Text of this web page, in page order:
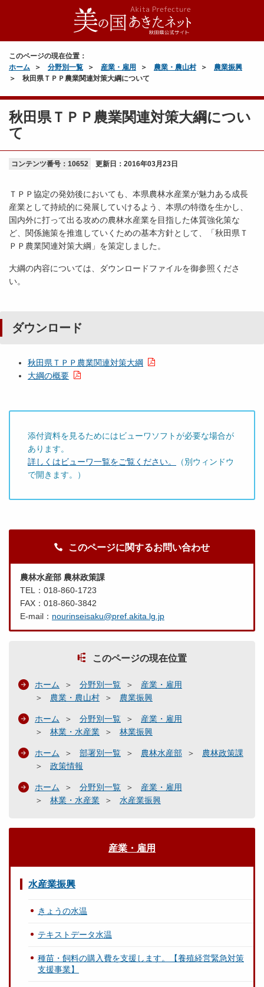
このページの現在位置：
ホーム
分野別一覧 産業・雇用 農業・農山村
農業振興
秋田県ＴＰＰ農業関連対策大綱について
秋田県ＴＰＰ農業関連対策大綱につい
て
コンテンツ番号：10652 更新日： 2016年03月23日
ＴＰＰ協定の発効後においても、本県農林水産業が魅力ある成長
産業として持続的に発展していけるよう、本県の特徴を生かし、
国内外に打って出る攻めの農林水産業を目指した体質強化策な
ど、関係施策を推進していくための基本方針として、「秋田県Ｔ
ＰＰ農業関連対策大綱」を策定しました。
大綱の内容については、ダウンロードファイルを御参照くださ
い。
ダウンロード
秋田県ＴＰＰ農業関連対策大綱
大綱の概要
添付資料を見るためにはビューワソフトが必要な場合が
あります。
詳しくはビューワ一覧をご覧ください。
（別ウィンドウ
で開きます。）
このページに関するお問い合わせ
農林水産部 農林政策課
TEL：018-860-1723
FAX：018-860-3842
E-mail： nourinseisaku@pref.akita.lg.jp
このページの現在位置
ホーム 分野別一覧
産業・雇用
農業・農山村
農業振興
ホーム 分野別一覧
産業・雇用
林業・水産業
林業振興
ホーム 部署別一覧 農林水産部
農林政策課
政策情報
ホーム 分野別一覧
産業・雇用
林業・水産業
水産業振興
産業・雇用
水産業振興
きょうの水温
テキストデータ水温
種苗・飼料の購入費を支援します。【養殖経営緊急対策
支援事業】